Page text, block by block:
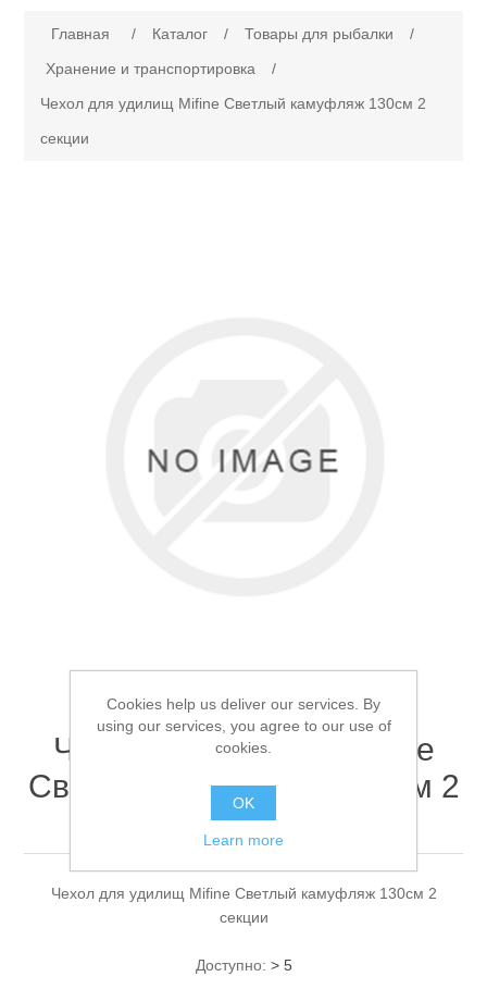
Каталог
Спасательные средства
Главная / Каталог / Товары для рыбалки
/
Хранение и транспортировка
/
Чехол для удилищ Mifine Светлый камуфляж 130см 2
секции
Чехол для удилищ Mifine
Светлый камуфляж 130см 2
секции
Чехол для удилищ Mifine Светлый камуфляж 130см 2
секции
Доступно: > 5
Cookies help us deliver our services. By
using our services, you agree to our use of
cookies.
OK
Learn more